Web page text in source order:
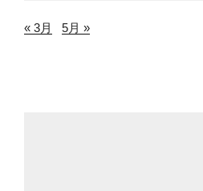
« 3月 5月 »